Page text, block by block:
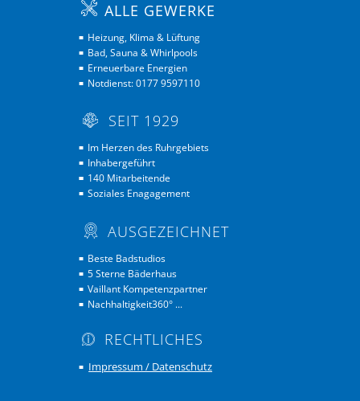
ALLE GEWERKE
■ Heizung, Klima & Lüftung
■ Bad, Sauna & Whirlpools
■ Erneuerbare Energien
■ Notdienst: 0177 9597110
SEIT 1929
■ Im Herzen des Ruhrgebiets
■ Inhabergeführt
■
■ 140 Mitarbeitende
■ Soziales Enagagement
AUSGEZEICHNET
■ Beste Badstudios
■ 5 Sterne Bäderhaus
■ Vaillant Kompetenzpartner
■ Nachhaltigkeit360° ...
RECHTLICHES
■ Impressum / Datenschutz